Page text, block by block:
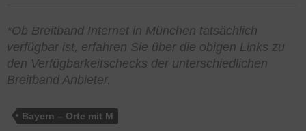
*Ob Breitband Internet in München tatsächlich
verfügbar ist, erfahren Sie über die obigen Links zu
den Verfügbarkeitschecks der unterschiedlichen
Breitband Anbieter.
Bayern – Orte mit M